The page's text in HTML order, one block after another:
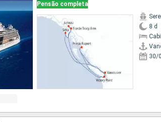
Pensão completa
8 d
30/